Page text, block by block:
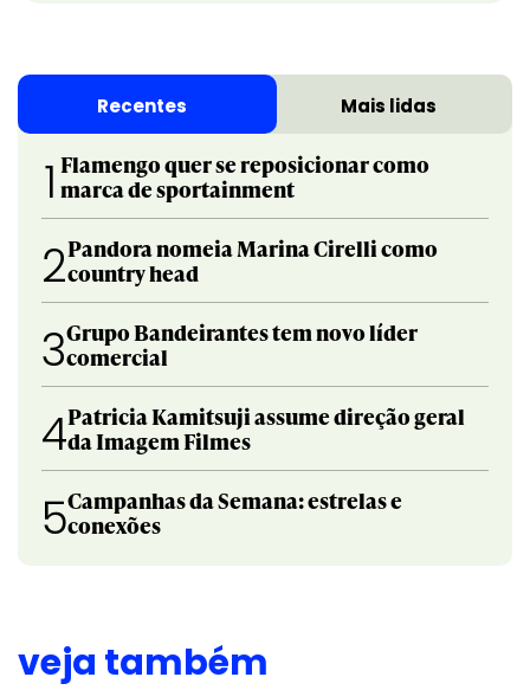
Recentes Mais lidas
1 Flamengo quer se reposicionar como
marca de sportainment
2Pandora nomeia Marina Cirelli como
country head
3Grupo Bandeirantes tem novo líder
comercial
4Patricia Kamitsuji assume direção geral
da Imagem Filmes
5Campanhas da Semana: estrelas e
conexões
veja também